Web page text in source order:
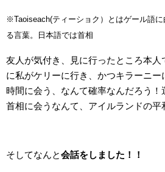
※Taoiseach(ティーショク）とはゲール語
る言葉。日本語では首相
友人が気付き、見に行ったところ本人
に私がケリーに行き、かつキラーニ
時間に会う、なんて確率なんだろう
首相に会うなんて、アイルランドの平
そしてなんと会話をしました！！